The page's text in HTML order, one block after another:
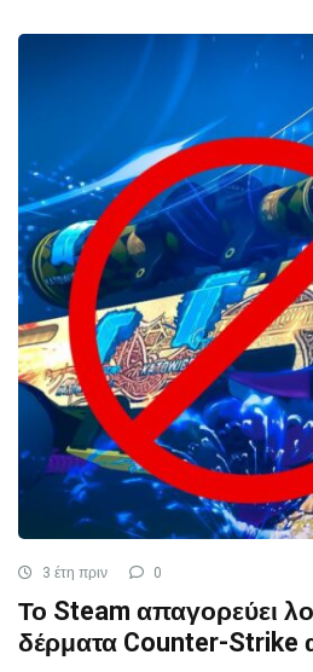
3 έτη πριν 0
Το Steam απαγορεύει
δέρματα Counter-Strike